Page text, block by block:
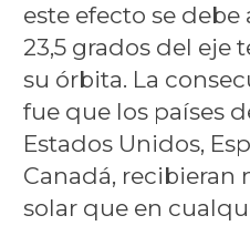
este efecto se
23,5 grados del eje
su órbita. La
fue que los países
Estados Unidos,
Canadá, recibieran
solar que en